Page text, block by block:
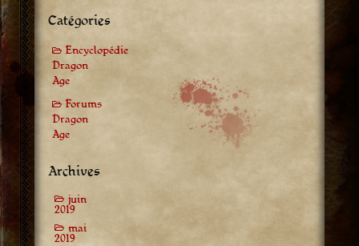
Catégories
Encyclopédie
Dragon
Age
Forums
Dragon
Age
Archives
juin
2019
mai
2019